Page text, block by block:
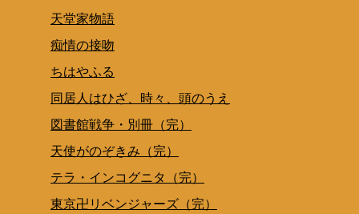
天堂家物語
痴情の接吻
ちはやふる
同居人はひざ、時々、頭のうえ
図書館戦争・別冊（完）
天使がのぞきみ（完）
テラ・インコグニタ（完）
東京卍リベンジャーズ（完）